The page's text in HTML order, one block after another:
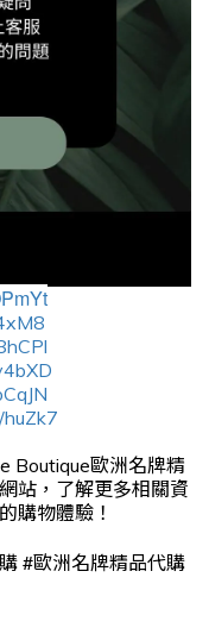
Boutique歐洲名牌精
站，了解更多相關資
購物體驗！
#歐洲名牌精品代購